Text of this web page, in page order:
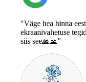
"Väge hea hinna
ekraanivahetuse
siis see🙏🙏"